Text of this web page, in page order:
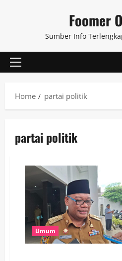
Foomer
Sumber Info
Primary
Home
partai politik
partai politik
Umum